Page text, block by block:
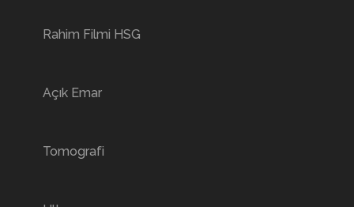
Rahim Filmi HSG
Açık Emar
Tomografi